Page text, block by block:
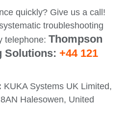
quickly? Give us a call!
troubleshooting
telephone:Thompson
Solutions: +44 121
KUKA Systems UK Limited,
Halesowen, United